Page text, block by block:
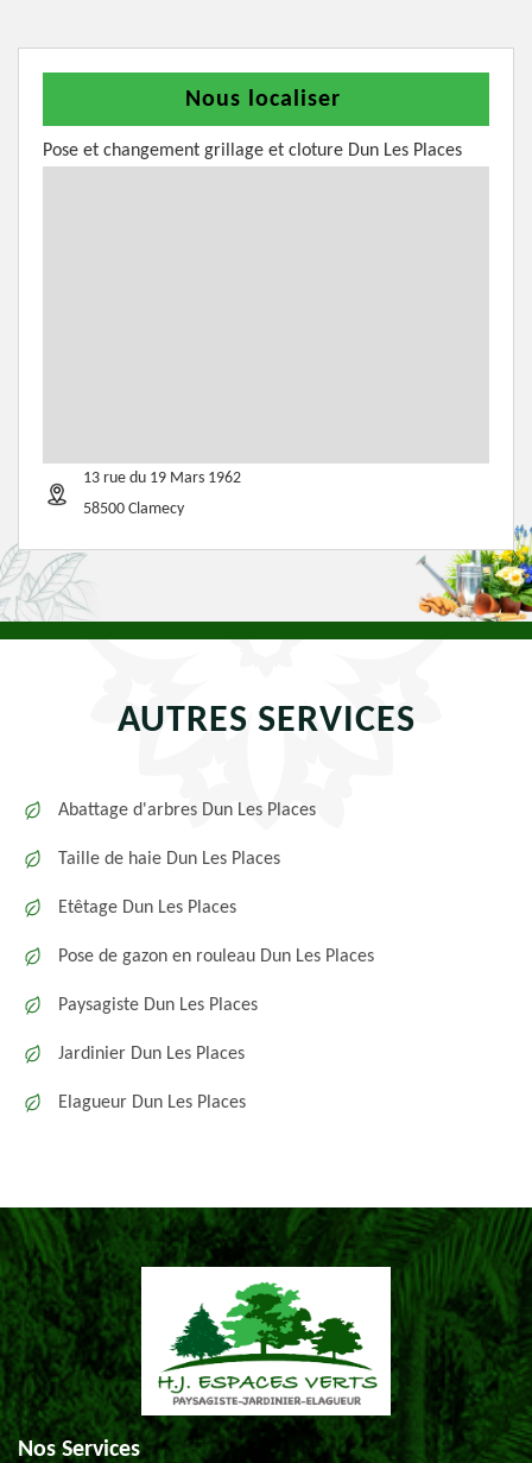
Nous localiser
Pose et changement grillage et cloture Dun Les Places
13 rue du 19 Mars 1962
58500 Clamecy
AUTRES SERVICES
Abattage d'arbres Dun Les Places
Taille de haie Dun Les Places
Etêtage Dun Les Places
Pose de gazon en rouleau Dun Les Places
Paysagiste Dun Les Places
Jardinier Dun Les Places
Elagueur Dun Les Places
Nos Services